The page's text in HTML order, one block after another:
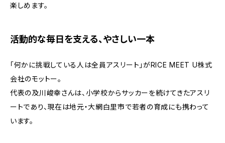
楽しめます。
活動的な毎日を支える、やさしい一本
「何かに挑戦している人は全員アスリート」がRICE MEET U株式
会社のモットー。
代表の及川峻幸さんは、小学校からサッカーを続けてきたアスリ
ートであり、現在は地元・大網白里市で若者の育成にも携わって
います。